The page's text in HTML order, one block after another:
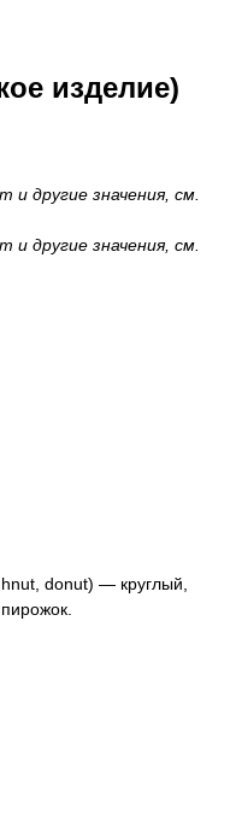
изделие)
другие значения, см.
другие значения, см.
donut) — круглый,